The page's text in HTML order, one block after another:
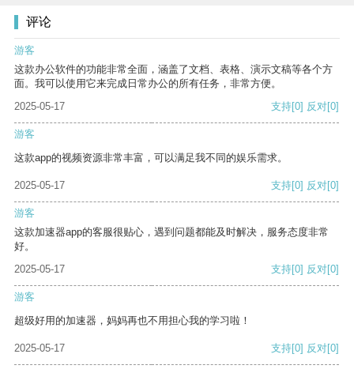
评论
游客
这款办公软件的功能非常全面，涵盖了文档、表格、演示文稿等各个方
面。我可以使用它来完成日常办公的所有任务，非常方便。
2025-05-17
支持[0] 反对[0]
游客
这款app的视频资源非常丰富，可以满足我不同的娱乐需求。
2025-05-17 支持[0] 反对[0]
游客
这款加速器app的客服很贴心，遇到问题都能及时解决，服务态度非常
好。
2025-05-17
支持[0] 反对[0]
游客
超级好用的加速器，妈妈再也不用担心我的学习啦！
2025-05-17 支持[0] 反对[0]